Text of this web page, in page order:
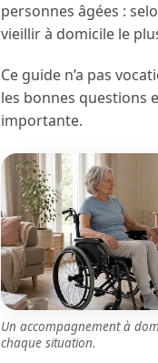
personnes âgées :
vieillir à domicile le
Ce guide n’a pas
les bonnes questions
importante.
Un accompagnement à
chaque situation.